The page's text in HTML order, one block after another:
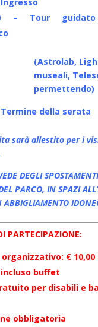
– Tour
(Astrolab,
museali,
permettendo)
Termine della serata
sarà allestito per i
DEGLI
PARCO, IN SPAZI
ABBIGLIAMENTO
PARTECIPAZIONE:
€
buffet
per disabili e
obbligatoria